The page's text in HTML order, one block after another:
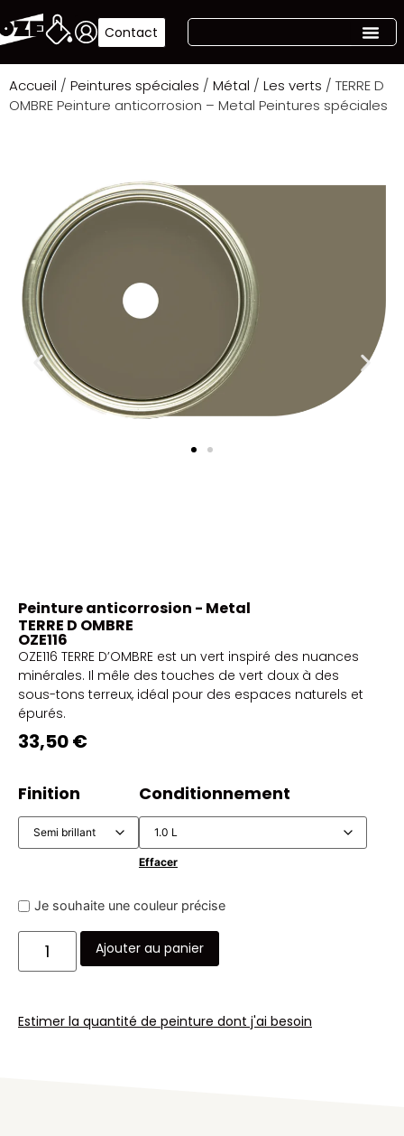
Contact
Accueil / Peintures spéciales / Métal / Les verts / TERRE D
OMBRE Peinture anticorrosion – Metal Peintures spéciales
Peinture anticorrosion - Metal
TERRE D OMBRE
OZE116
OZE116 TERRE D’OMBRE est un vert inspiré des nuances
minérales. Il mêle des touches de vert doux à des
sous-tons terreux, idéal pour des espaces naturels et
épurés.
33,50 €
Finition Conditionnement
Effacer
Je souhaite une couleur précise
Ajouter au panier
Estimer la quantité de peinture dont j'ai besoin